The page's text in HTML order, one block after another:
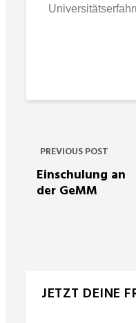
PREVIOUS POST
Einschulung an
der GeMM
JETZT DEINE